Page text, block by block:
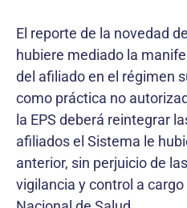
El reporte de la novedad
hubiere mediado la
del afiliado en el régimen
como práctica no
la EPS deberá reintegrar
afiliados el Sistema le
anterior, sin perjuicio de
vigilancia y control a